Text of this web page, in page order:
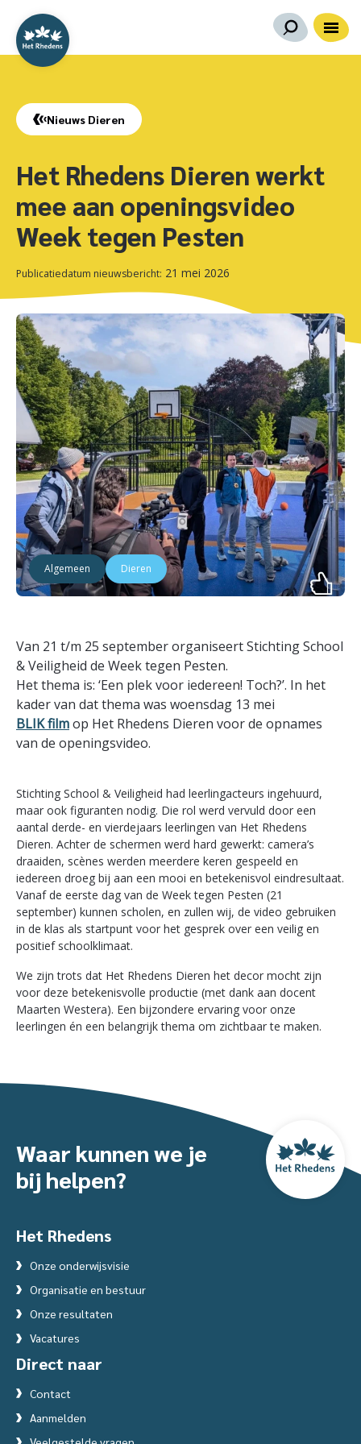
Nieuws Dieren
Het Rhedens Dieren werkt
mee aan openingsvideo
Week tegen Pesten
Publicatiedatum nieuwsbericht: 21 mei 2026
Algemeen Dieren
Van 21 t/m 25 september organiseert Stichting School
& Veiligheid de Week tegen Pesten.
Het thema is: ‘Een plek voor iedereen! Toch?’. In het
kader van dat thema was woensdag 13 mei
BLIK filmop Het Rhedens Dieren voor de opnames
van de openingsvideo.
Stichting School & Veiligheid had leerlingacteurs ingehuurd,
maar ook figuranten nodig. Die rol werd vervuld door een
aantal derde- en vierdejaars leerlingen van Het Rhedens
Dieren. Achter de schermen werd hard gewerkt: camera’s
draaiden, scènes werden meerdere keren gespeeld en
iedereen droeg bij aan een mooi en betekenisvol eindresultaat.
Vanaf de eerste dag van de Week tegen Pesten (21
september) kunnen scholen, en zullen wij, de video gebruiken
in de klas als startpunt voor het gesprek over een veilig en
positief schoolklimaat.
We zijn trots dat Het Rhedens Dieren het decor mocht zijn
voor deze betekenisvolle productie (met dank aan docent
Maarten Westera). Een bijzondere ervaring voor onze
leerlingen én een belangrijk thema om zichtbaar te maken.
Waar kunnen we je
bij helpen?
Het Rhedens
Onze onderwijsvisie
Organisatie en bestuur
Onze resultaten
Vacatures
Direct naar
Contact
Aanmelden